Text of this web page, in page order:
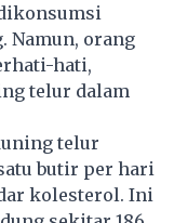
Namun, orang
hati,
telur dalam
telur
butir per hari
kolesterol. Ini